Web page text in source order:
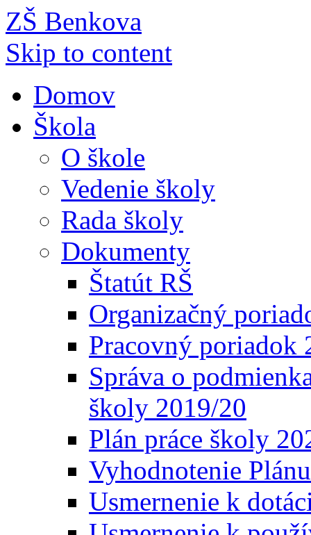
ZŠ Benkova
Skip to content
Domov
Škola
O škole
Vedenie školy
Rada školy
Dokumenty
Štatút RŠ
Organizačný
Pracovný poriadok
Správa o
školy 2019/20
Plán práce školy
Vyhodnotenie
Usmernenie k